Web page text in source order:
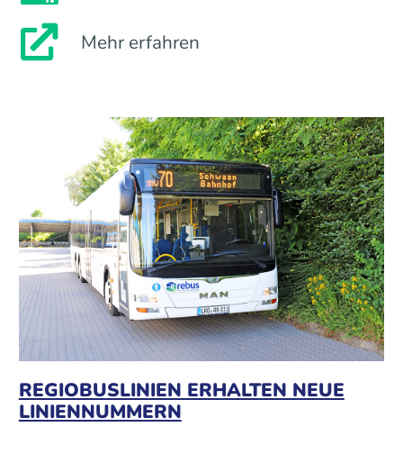
Mehr erfahren
REGIOBUSLINIEN ERHALTEN NEUE
LINIENNUMMERN